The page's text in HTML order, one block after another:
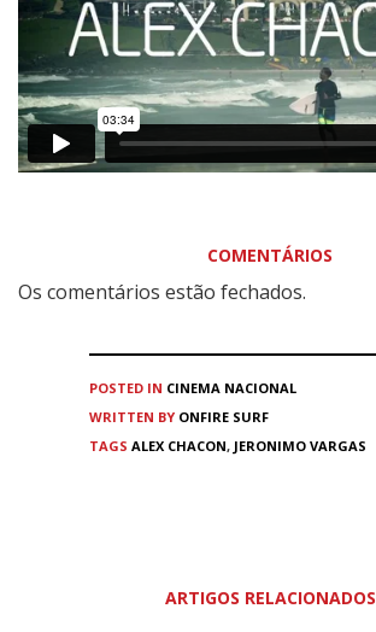
COMENTÁRIOS
Os comentários estão fechados.
POSTED IN CINEMA NACIONAL
WRITTEN BY ONFIRE SURF
TAGS ALEX CHACON, JERONIMO VARGAS
ARTIGOS RELACIONADOS